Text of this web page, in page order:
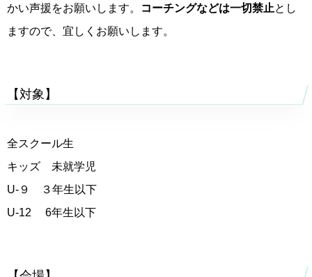
かい声援をお願いします。
コーチングなどは一切禁止とし
ますので、宜しくお願いします。
【対象】
全スクール生
キッズ 未就学児
U-９ ３年生以下
U-12 6年生以下